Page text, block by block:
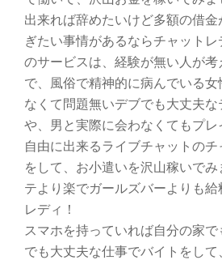
出来れば辞めたいけど多額の借
ぎたい事情があるならチャット
のサービスは、経験が無い人が
で、風俗で精神的に病んでいる
なくて問題無いデブでも大丈夫な
や、男と実際に会わなくてもプ
自由に出来るライブチャットのチ
をして、お小遣いを沢山稼いで
テより楽でガールズバーよりも給
レディ！
スマホを持っていれば自分の家
でも大丈夫な仕事でバイトをし